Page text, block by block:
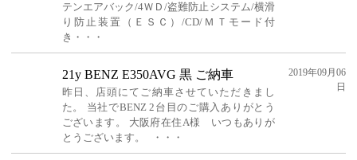
テンエアバック/4ＷＤ/盗難防止システム/横滑
り防止装置（ＥＳＣ）/CD/ＭＴモード付
き・・・
21y BENZ E350AVG 黒 ご納車
昨日、店頭にてご納車させていただきまし
た。 当社でBENZ 2台目のご購入ありがとう
ございます。 大阪府在住A様 いつもありが
とうございます。 ・・・
2019年09月06
日